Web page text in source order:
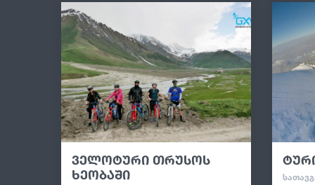
ველოტური თრუსოს
ხეობაში